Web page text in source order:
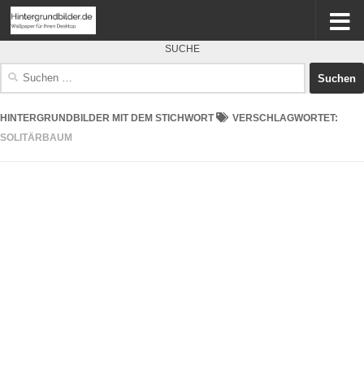
SUCHE
HINTERGRUNDBILDER MIT DEM STICHWORT
VERSCHLAGWORTET:
SOLITÄRBAUM